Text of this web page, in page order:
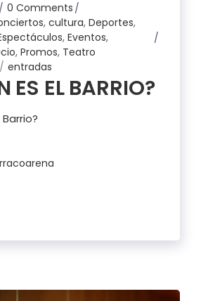
0 Comments
,cultura,Deportes,
,Eventos,
,Promos, Teatro
entradas
ES EL BARRIO?